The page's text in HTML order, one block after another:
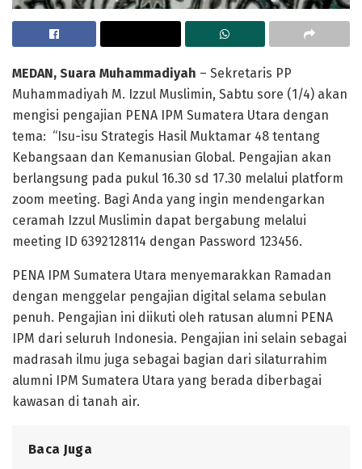
MEDAN, Suara Muhammadiyah – Sekretaris PP
Muhammadiyah M. Izzul Muslimin, Sabtu sore (1/4) akan
mengisi pengajian PENA IPM Sumatera Utara dengan
tema: “Isu-isu Strategis Hasil Muktamar 48 tentang
Kebangsaan dan Kemanusian Global. Pengajian akan
berlangsung pada pukul 16.30 sd 17.30 melalui platform
zoom meeting. Bagi Anda yang ingin mendengarkan
ceramah Izzul Muslimin dapat bergabung melalui
meeting ID 6392128114 dengan Password 123456.
PENA IPM Sumatera Utara menyemarakkan Ramadan
dengan menggelar pengajian digital selama sebulan
penuh. Pengajian ini diikuti oleh ratusan alumni PENA
IPM dari seluruh Indonesia. Pengajian ini selain sebagai
madrasah ilmu juga sebagai bagian dari silaturrahim
alumni IPM Sumatera Utara yang berada diberbagai
kawasan di tanah air.
Baca Juga